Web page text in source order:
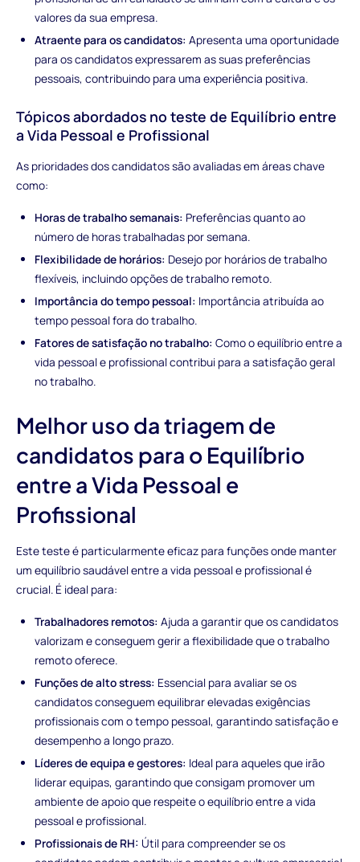
valores da sua empresa.
Atraente para os candidatos: Apresenta uma oportunidade
para os candidatos expressarem as suas preferências
pessoais, contribuindo para uma experiência positiva.
Tópicos abordados no teste de Equilíbrio entre
a Vida Pessoal e Profissional
As prioridades dos candidatos são avaliadas em áreas chave
como:
Horas de trabalho semanais: Preferências quanto ao
número de horas trabalhadas por semana.
Flexibilidade de horários: Desejo por horários de trabalho
flexíveis, incluindo opções de trabalho remoto.
Importância do tempo pessoal: Importância atribuída ao
tempo pessoal fora do trabalho.
Fatores de satisfação no trabalho: Como o equilíbrio entre a
vida pessoal e profissional contribui para a satisfação geral
no trabalho.
Melhor uso da triagem de
candidatos para o Equilíbrio
entre a Vida Pessoal e
Profissional
Este teste é particularmente eficaz para funções onde manter
um equilíbrio saudável entre a vida pessoal e profissional é
crucial. É ideal para:
Trabalhadores remotos: Ajuda a garantir que os candidatos
valorizam e conseguem gerir a flexibilidade que o trabalho
remoto oferece.
Funções de alto stress: Essencial para avaliar se os
candidatos conseguem equilibrar elevadas exigências
profissionais com o tempo pessoal, garantindo satisfação e
desempenho a longo prazo.
Líderes de equipa e gestores: Ideal para aqueles que irão
liderar equipas, garantindo que consigam promover um
ambiente de apoio que respeite o equilíbrio entre a vida
pessoal e profissional.
Profissionais de RH: Útil para compreender se os